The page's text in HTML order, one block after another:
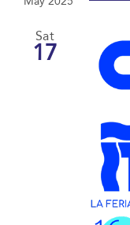
date.
Sat
17